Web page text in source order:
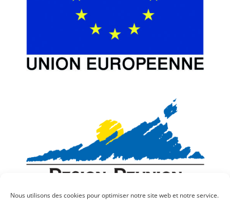
Nous utilisons des cookies pour optimiser notre site web et notre service.